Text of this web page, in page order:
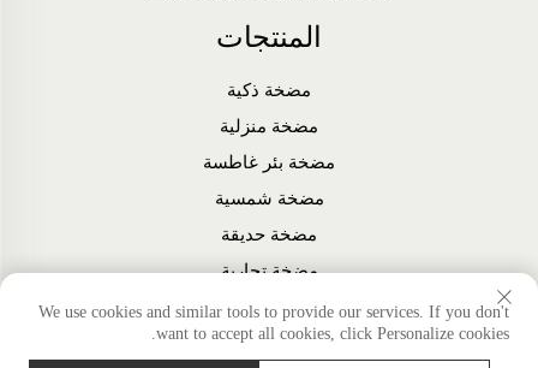
المنتجات
مضخة ذكية
مضخة منزلية
مضخة بئر غاطسة
مضخة شمسية
مضخة حديقة
مضخة تجارية
مروحة
الملحقات
We use cookies and similar tools to provide our services. If you don't
want to accept all cookies, click Personalize cookies.